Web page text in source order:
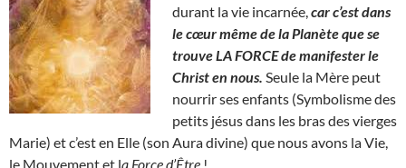
durant la vie incarnée, car c’est dans
le cœur même de la Planète que se
trouve LA FORCE de manifester le
Christ en nous. Seule la Mère peut
nourrir ses enfants (Symbolisme des
petits jésus dans les bras des vierges
Marie) et c’est en Elle (son Aura divine) que nous avons la Vie,
le Mouvement et la Force d’Être !